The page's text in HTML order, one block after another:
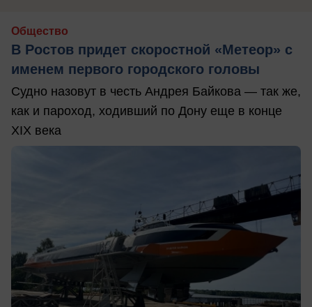
Общество
В Ростов придет скоростной «Метеор» с
именем первого городского головы
Судно назовут в честь Андрея Байкова — так же,
как и пароход, ходивший по Дону еще в конце
XIX века